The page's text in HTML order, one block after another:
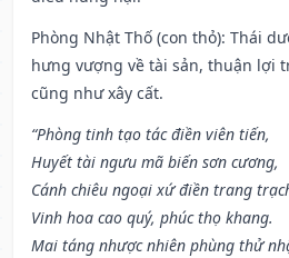
Phòng Nhật Thố (con thỏ): Thái
hưng vượng về tài sản, thuận lợi
cũng như xây cất.
“Phòng tinh tạo tác điền viên tiến,
Huyết tài ngưu mã biến sơn cương,
Cánh chiêu ngoại xứ điền trang
Vinh hoa cao quý, phúc thọ khang.
Mai táng nhược nhiên phùng thử